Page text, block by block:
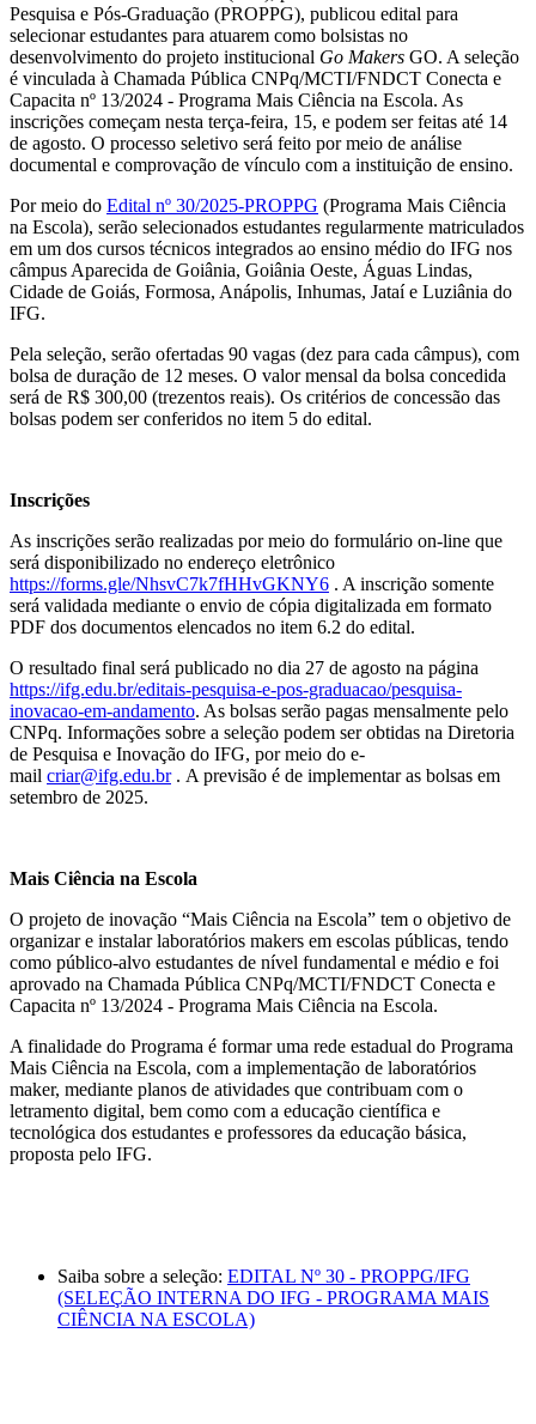
Pesquisa e Pós-Graduação (PROPPG), publicou edital para
selecionar estudantes para atuarem como bolsistas no
desenvolvimento do projeto institucional Go Makers GO. A seleção
é vinculada à Chamada Pública CNPq/MCTI/FNDCT Conecta e
Capacita nº 13/2024 - Programa Mais Ciência na Escola. As
inscrições começam nesta terça-feira, 15, e podem ser feitas até 14
de agosto. O processo seletivo será feito por meio de análise
documental e comprovação de vínculo com a instituição de ensino.
Por meio do Edital nº 30/2025-PROPPG (Programa Mais Ciência
na Escola), serão selecionados estudantes regularmente matriculados
em um dos cursos técnicos integrados ao ensino médio do IFG nos
câmpus Aparecida de Goiânia, Goiânia Oeste, Águas Lindas,
Cidade de Goiás, Formosa, Anápolis, Inhumas, Jataí e Luziânia do
IFG.
Pela seleção, serão ofertadas 90 vagas (dez para cada câmpus), com
bolsa de duração de 12 meses. O valor mensal da bolsa concedida
será de R$ 300,00 (trezentos reais). Os critérios de concessão das
bolsas podem ser conferidos no item 5 do edital.
Inscrições
As inscrições serão realizadas por meio do formulário on-line que
será disponibilizado no endereço eletrônico
https://forms.gle/NhsvC7k7fHHvGKNY6 . A inscrição somente
será validada mediante o envio de cópia digitalizada em formato
PDF dos documentos elencados no item 6.2 do edital.
O resultado final será publicado no dia 27 de agosto na página
https://ifg.edu.br/editais-pesquisa-e-pos-graduacao/pesquisa-
inovacao-em-andamento. As bolsas serão pagas mensalmente pelo
CNPq. Informações sobre a seleção podem ser obtidas na Diretoria
de Pesquisa e Inovação do IFG, por meio do e-
mail criar@ifg.edu.br. A previsão é de implementar as bolsas em
setembro de 2025.
Mais Ciência na Escola
O projeto de inovação “Mais Ciência na Escola” tem o objetivo de
organizar e instalar laboratórios makers em escolas públicas, tendo
como público-alvo estudantes de nível fundamental e médio e foi
aprovado na Chamada Pública CNPq/MCTI/FNDCT Conecta e
Capacita nº 13/2024 - Programa Mais Ciência na Escola.
A finalidade do Programa é formar uma rede estadual do Programa
Mais Ciência na Escola, com a implementação de laboratórios
maker, mediante planos de atividades que contribuam com o
letramento digital, bem como com a educação científica e
tecnológica dos estudantes e professores da educação básica,
proposta pelo IFG.
Saiba sobre a seleção: EDITAL Nº 30 - PROPPG/IFG
(SELEÇÃO INTERNA DO IFG - PROGRAMA MAIS
CIÊNCIA NA ESCOLA)